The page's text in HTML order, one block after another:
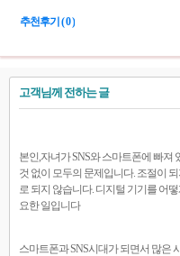
추천후기 ( 0 )
고객님께 전하는 글
본인,자녀가 SNS와 스마트폰에 빠져
것 없이 모두의 문제입니다. 조절이
로 되지 않습니다. 디지털 기기를 어
요한 일입니다
스마트폰과 SNS시대가 되면서 많은